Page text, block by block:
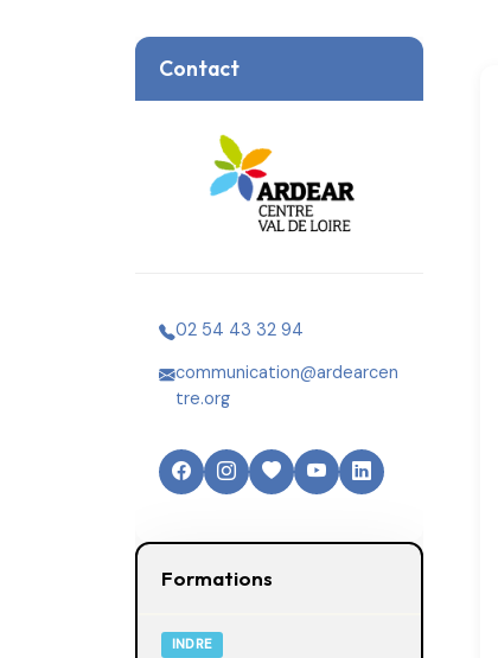
Contact
02 54 43 32 94
communication@ardearcen
tre.org
Formations
INDRE